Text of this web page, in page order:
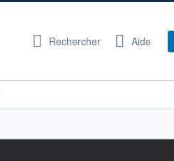
Rechercher Aide